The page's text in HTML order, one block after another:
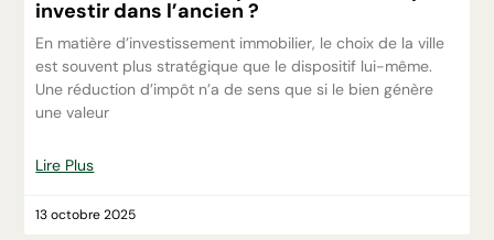
investir dans l’ancien ?
En matière d’investissement immobilier, le choix de la ville
est souvent plus stratégique que le dispositif lui-même.
Une réduction d’impôt n’a de sens que si le bien génère
une valeur
Lire Plus
13 octobre 2025